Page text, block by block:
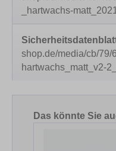
_hartwachs-
shop.de/media/cb/79/
hartwachs_matt_v2-
Produktgalerie
Das könnte Sie